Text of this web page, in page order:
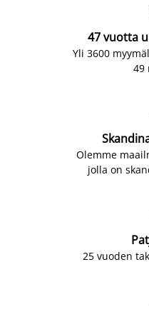
47 vuotta
Yli 3600
49
Olemme
jolla on
25 vuoden